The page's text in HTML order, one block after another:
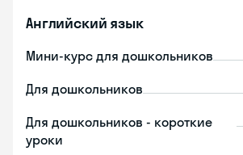
Английский язык
Мини-курс для дошкольников
Для дошкольников
Для дошкольников - короткие
уроки